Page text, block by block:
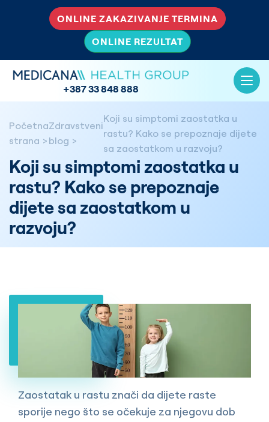
ONLINE ZAKAZIVANJE TERMINA
ONLINE REZULTAT
+387 33 848 888
Početna
strana
Zdravstveni
blog
Koji su simptomi zaostatka u
rastu? Kako se prepoznaje dijete
sa zaostatkom u razvoju?
Koji su simptomi zaostatka u
rastu? Kako se prepoznaje
dijete sa zaostatkom u
razvoju?
Zaostatak u rastu znači da dijete raste
sporije nego što se očekuje za njegovu dob